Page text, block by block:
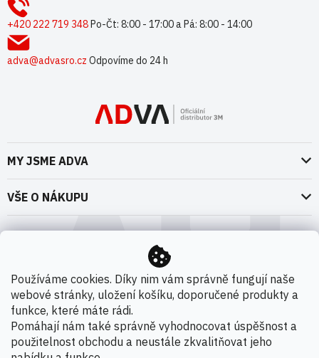
Používáme cookies. Díky nim vám správně fungují naše
webové stránky, uložení košíku, doporučené produkty a
funkce, které máte rádi.
Pomáhají nám také správně vyhodnocovat úspěšnost a
použitelnost obchodu a neustále zkvalitňovat jeho
+420 222 719 348Po-Čt: 8:00 - 17:00 a Pá: 8:00 - 14:00
adva@advasro.cz Odpovíme do 24 h
MY JSME ADVA
O nás
Naše dokumenty
Kontakty
Novinky
VŠE O NÁKUPU
Doprava a platba
VOP pro spotřebitele - fyzické osoby
VOP pro nakupující podnikatele
VOP Letectví / GT&C Aerospace
Zpracování osobních údajů
Kamenná prodejna
Možnosti platby